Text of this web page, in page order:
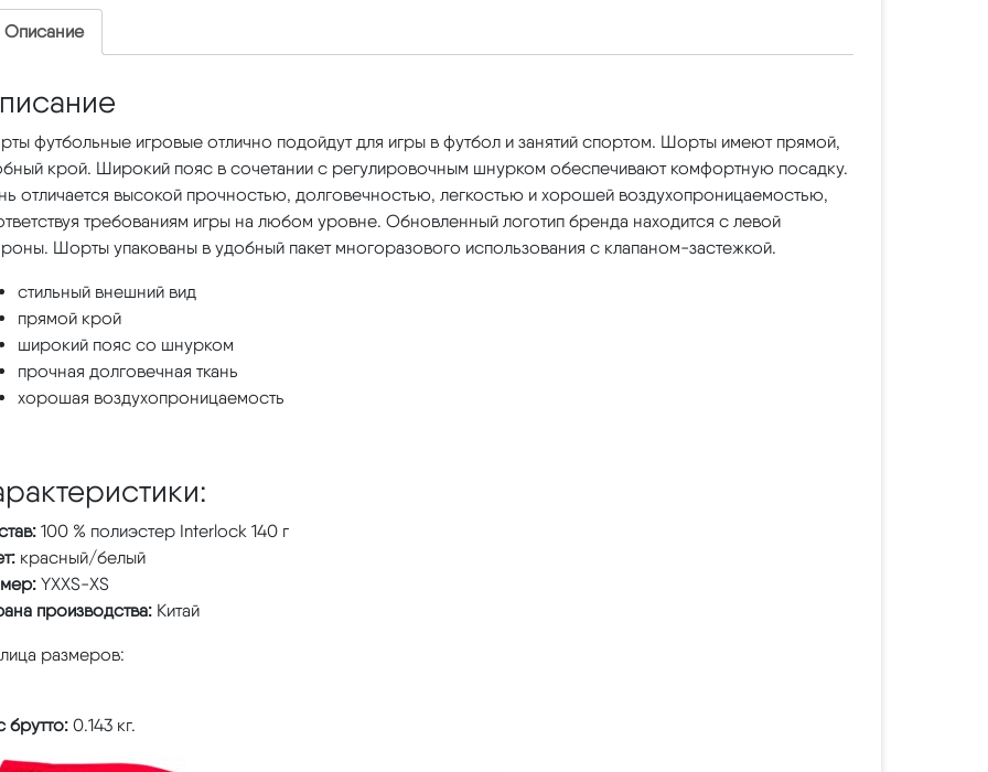
Описание
футбольные игровые отлично подойдут для игры в футбол и занятий спортом. Шорты имеют прямой,
крой. Широкий пояс в сочетании с регулировочным шнурком обеспечивают комфортную посадку.
отличается высокой прочностью, долговечностью, легкостью и хорошей воздухопроницаемостью,
требованиям игры на любом уровне. Обновленный логотип бренда находится с левой
Шорты упакованы в удобный пакет многоразового использования с клапаном-застежкой.
стильный внешний вид
прямой крой
широкий пояс со шнурком
прочная долговечная ткань
хорошая воздухопроницаемость
100 % полиэстер Interlock 140 г
красный/белый
YXXS-XS
производства: Китай
размеров:
брутто: 0.143 кг.